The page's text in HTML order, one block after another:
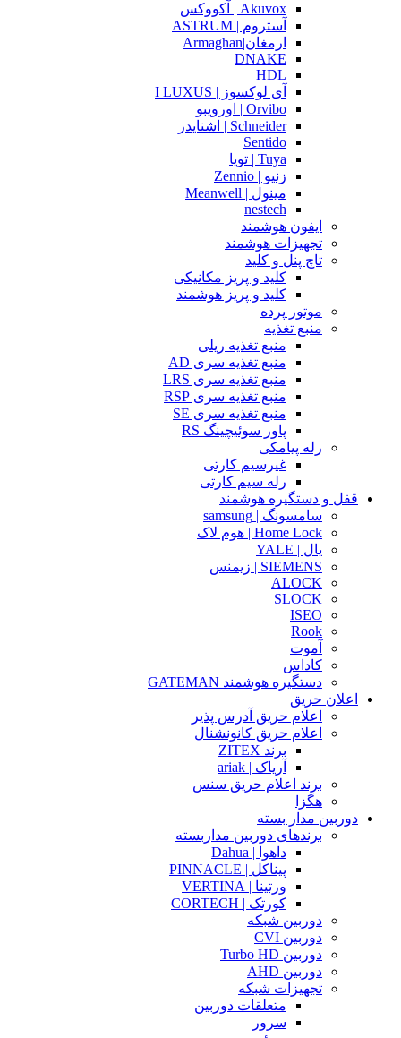
Akuvox | آکووکس
آستروم | ASTRUM
ارمغان|Armaghan
DNAKE
HDL
آی لوکسوز | I LUXUS
Orvibo | اورویبو
Schneider | اشنایدر
Sentido
Tuya | تویا
زنیو | Zennio
مینول | Meanwell
nestech
ایفون هوشمند
تجهیزات هوشمند
تاچ پنل و کلید
کلید و پریز مکانیکی
کلید و پریز هوشمند
موتور پرده
منبع تغذیه
منبع تغذیه ریلی
منبع تغذیه سری AD
منبع تغذیه سری LRS
منبع تغذیه سری RSP
منبع تغذیه سری SE
پاور سوئیچینگ RS
رله پیامکی
غیرسیم کارتی
رله سیم کارتی
قفل و دستگیره هوشمند
سامسونگ | samsung
Home Lock | هوم لاک
یال | YALE
SIEMENS | زیمنس
ALOCK
SLOCK
ISEO
Rook
آموت
کاداس
دستگیره هوشمند GATEMAN
اعلان حریق
اعلام حریق آدرس پذیر
اعلام حریق کانونشنال
برند ZITEX
آریاک | ariak
برند اعلام حریق سنس
هگزا
دوربین مدار بسته
برندهای دوربین مداربسته
داهوا | Dahua
پیناکل | PINNACLE
ورتینا | VERTINA
کورتک | CORTECH
دوربین شبکه
دوربین CVI
دوربین Turbo HD
دوربین AHD
تجهیزات شبکه
متعلقات دوربین
سرور